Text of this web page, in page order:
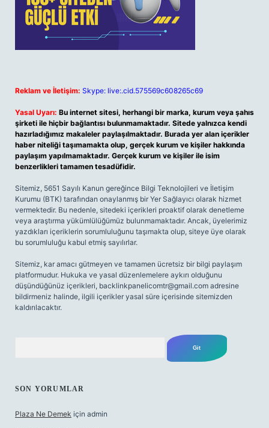
Reklam ve İletişim: Skype: live:.cid.575569c608265c69
Yasal Uyarı: Bu internet sitesi, herhangi bir marka, kurum veya şahıs
şirketi ile hiçbir bağlantısı bulunmamaktadır. Sitede yalnızca kendi
hazırladığımız makaleler paylaşılmaktadır. Burada yer alan içerikler
haber niteliği taşımamakta olup, gerçek kurum ve kişiler hakkında
paylaşım yapılmamaktadır. Gerçek kurum ve kişiler ile isim
benzerlikleri tamamen tesadüfidir.
Sitemiz, 5651 Sayılı Kanun gereğince Bilgi Teknolojileri ve İletişim
Kurumu (BTK) tarafından onaylanmış bir Yer Sağlayıcı olarak hizmet
vermektedir. Bu nedenle, sitedeki içerikleri proaktif olarak denetleme
veya araştırma yükümlülüğümüz bulunmamaktadır. Ancak, üyelerimiz
yazdıkları içeriklerin sorumluluğunu taşımakta olup, siteye üye olarak
bu sorumluluğu kabul etmiş sayılırlar.
Sitemiz, kar amacı gütmeyen ve tamamen ücretsiz bir bilgi paylaşım
platformudur. Hukuka ve yasal düzenlemelere aykırı olduğunu
düşündüğünüz içerikleri, backlinkpanelicomtr@gmail.com adresine
bildirmeniz halinde, ilgili içerikler yasal süre içerisinde sitemizden
kaldırılacaktır.
SON YORUMLAR
Plaza Ne Demek için admin